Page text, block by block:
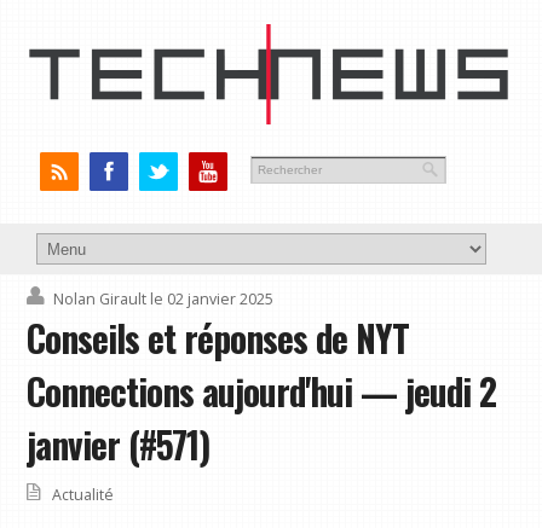
Nolan Girault le 02 janvier 2025
Conseils et réponses de NYT
Connections aujourd'hui — jeudi 2
janvier (#571)
Actualité